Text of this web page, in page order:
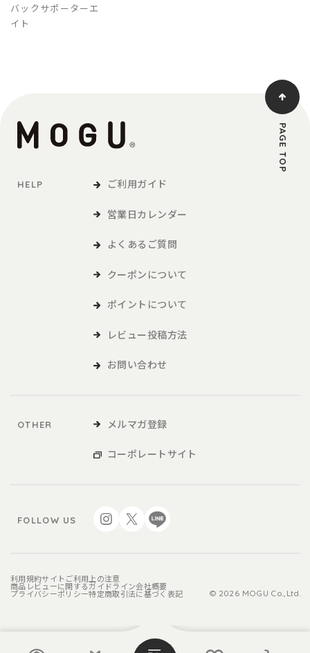
バックサポーターエ
イト
HELP ご利用ガイド
営業日カレンダー
よくあるご質問
クーポンについて
ポイントについて
レビュー投稿方法
お問い合わせ
OTHER メルマガ登録
コーポレートサイト
FOLLOW US
利用規約サイトご利用上の注意
商品レビューに関するガイドライン会社概要
プライバシーポリシー特定商取引法に基づく表記 © 2026 MOGU Co.,Ltd.
PAGE TOP